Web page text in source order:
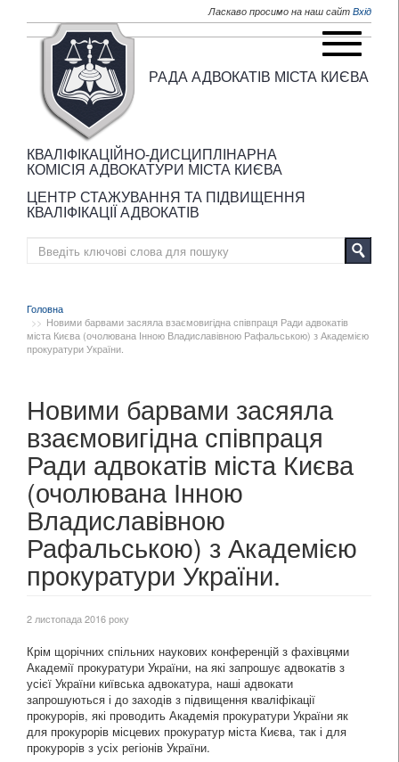
Ласкаво просимо на наш сайт Вхід
РАДА АДВОКАТІВ МІСТА КИЄВА
КВАЛІФІКАЦІЙНО-ДИСЦИПЛІНАРНА
КОМІСІЯ АДВОКАТУРИ МІСТА КИЄВА
ЦЕНТР СТАЖУВАННЯ ТА ПІДВИЩЕННЯ
КВАЛІФІКАЦІЇ АДВОКАТІВ
Головна
Новими барвами засяяла взаємовигідна співпраця Ради адвокатів
міста Києва (очолювана Інною Владиславівною Рафальською) з Академією
прокуратури України.
Новими барвами засяяла
взаємовигідна співпраця
Ради адвокатів міста Києва
(очолювана Інною
Владиславівною
Рафальською) з Академією
прокуратури України.
2 листопада 2016 року
Крім щорічних спільних наукових конференцій з фахівцями
Академії прокуратури України, на які запрошує адвокатів з
усієї України київська адвокатура, наші адвокати
запрошуються і до заходів з підвищення кваліфікації
прокурорів, які проводить Академія прокуратури України як
для прокурорів місцевих прокуратур міста Києва, так і для
прокурорів з усіх регіонів України.